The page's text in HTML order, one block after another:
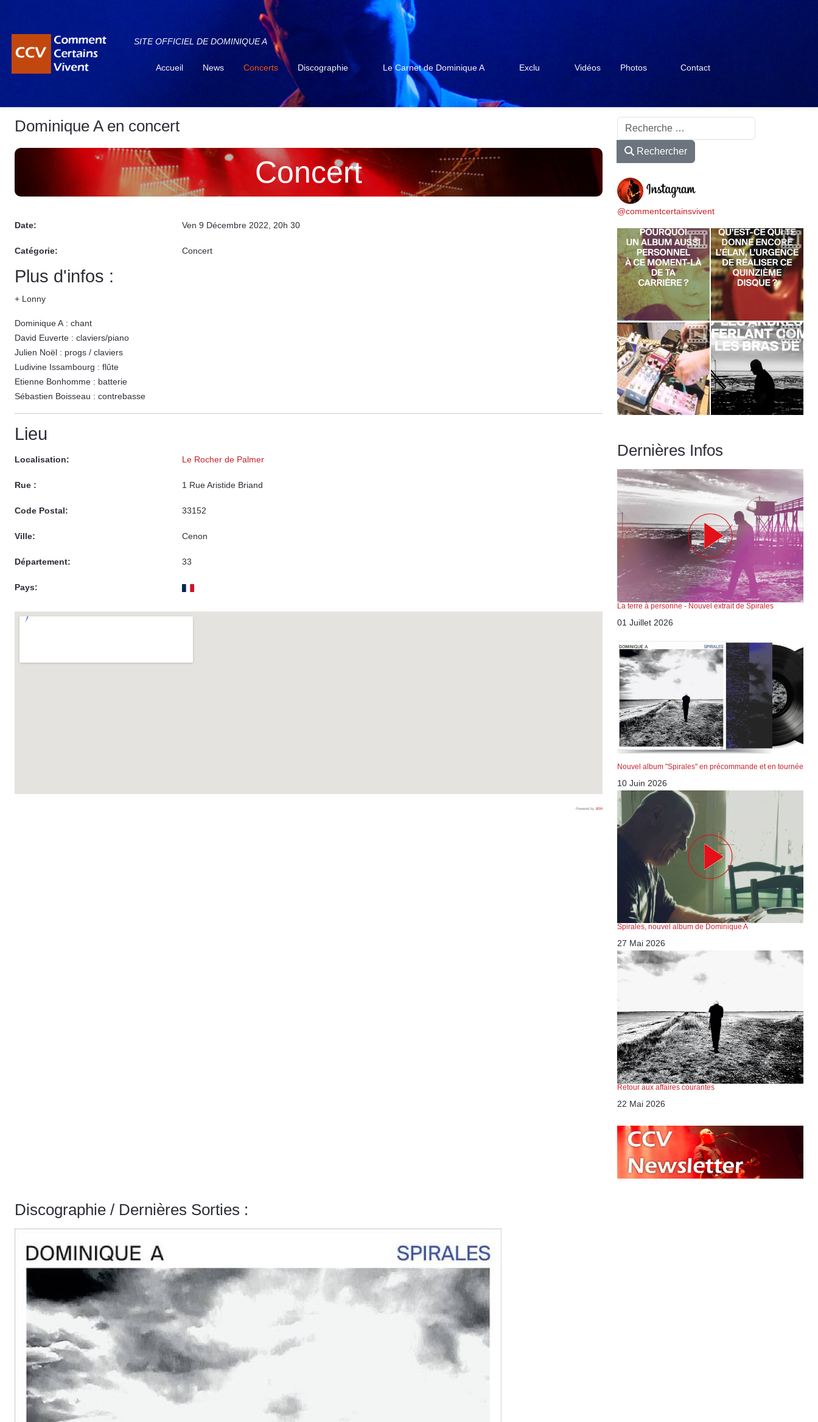
SITE OFFICIEL DE DOMINIQUE A
Accueil News Concerts Discographie Le Carnet de Dominique A Exclu Vidéos Photos Contact
Dominique A en concert
Concert
Date: Ven 9 Décembre 2022, 20h 30
Catégorie: Concert
Plus d'infos :
+ Lonny
Dominique A : chant
David Euverte : claviers/piano
Julien Noël : progs / claviers
Ludivine Issambourg : flûte
Etienne Bonhomme : batterie
Sébastien Boisseau : contrebasse
Lieu
Localisation: Le Rocher de Palmer
Rue : 1 Rue Aristide Briand
Code Postal: 33152
Ville: Cenon
Département: 33
Pays:
Powered by JEM
Rechercher
Rechercher
@commentcertainsvivent
Dernières Infos
La terre à personne - Nouvel extrait de Spirales
01 Juillet 2026
Nouvel album "Spirales" en précommande et en tournée
10 Juin 2026
Spirales, nouvel album de Dominique A
27 Mai 2026
Retour aux affaires courantes
22 Mai 2026
Discographie / Dernières Sorties :